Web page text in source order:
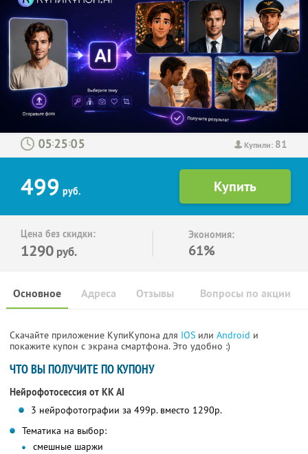
Купили: 81
: :
499 руб.
Цена без скидки:
1290 руб.
Экономия:
61%
Основное Отзывы Вопросы по акции
Адреса
Скачайте приложение КупиКупона для IOS или Android и
покажите купон с экрана смартфона. Это удобно :)
ЧТО ВЫ ПОЛУЧИТЕ ПО КУПОНУ
Нейрофотосессия от KK AI
3 нейрофотографии за 499р. вместо 1290р.
Тематика на выбор:
смешные шаржи